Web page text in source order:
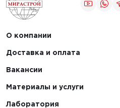
О компании
Доставка и оплата
Вакансии
Материалы и услуги
Лаборатория